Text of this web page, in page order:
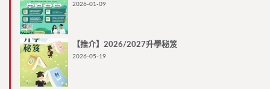
2026-01-09
【推介】2026/2027升學秘笈
2026-05-19